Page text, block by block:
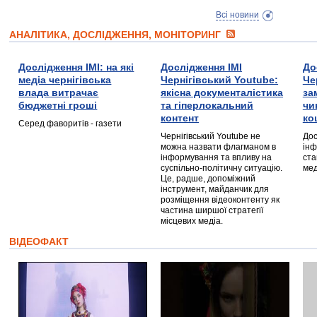
Всі новини
АНАЛІТИКА, ДОСЛІДЖЕННЯ, МОНІТОРИНГ
Дослідження ІМІ: на які
медіа чернігівська
влада витрачає
бюджетні гроші
Серед фаворитів - газети
Дослідження ІМІ
Чернігівський Youtube:
якісна документалістика
та гіперлокальний
контент
Чернігівський Youtube не
можна назвати флагманом в
інформування та впливу на
суспільно-політичну ситуацію.
Це, радше, допоміжний
інструмент, майданчик для
розміщення відеоконтенту як
частина ширшої стратегії
місцевих медіа.
ВІДЕОФАКТ